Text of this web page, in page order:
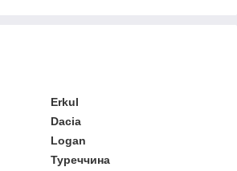
Erkul
Dacia
Logan
Туреччина